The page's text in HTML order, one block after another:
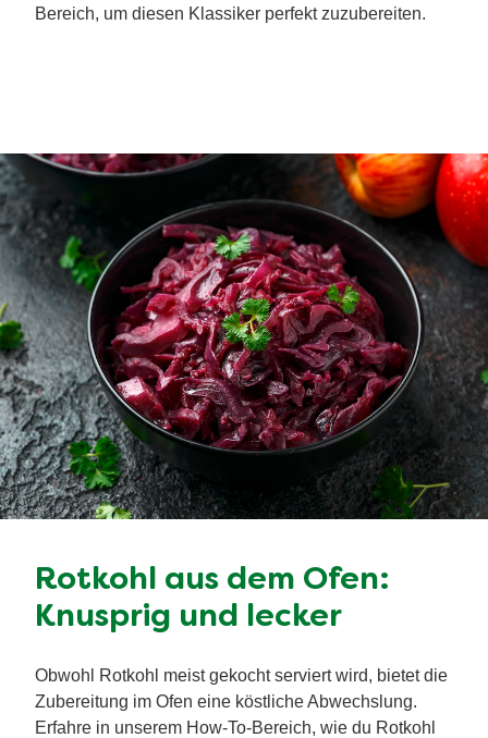
Bereich, um diesen Klassiker perfekt zuzubereiten.
Rotkohl aus dem Ofen:
Knusprig und lecker
Obwohl Rotkohl meist gekocht serviert wird, bietet die
Zubereitung im Ofen eine köstliche Abwechslung.
Erfahre in unserem How-To-Bereich, wie du Rotkohl